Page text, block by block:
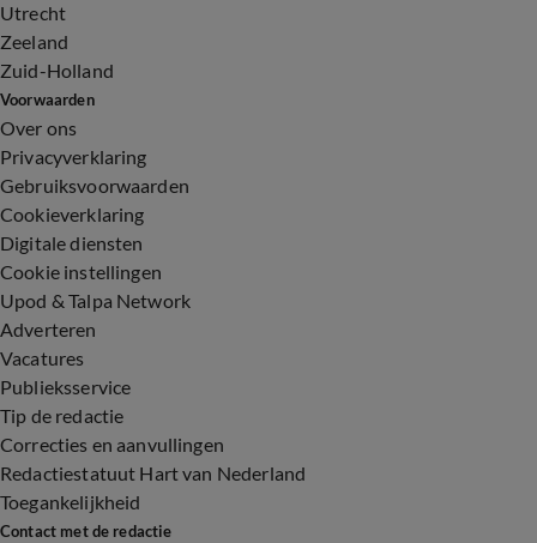
Utrecht
Zeeland
Zuid-Holland
Voorwaarden
Over ons
Privacyverklaring
Gebruiksvoorwaarden
Cookieverklaring
Digitale diensten
Cookie instellingen
Upod & Talpa Network
Adverteren
Vacatures
Publieksservice
Tip de redactie
Correcties en aanvullingen
Redactiestatuut Hart van Nederland
Toegankelijkheid
Contact met de redactie